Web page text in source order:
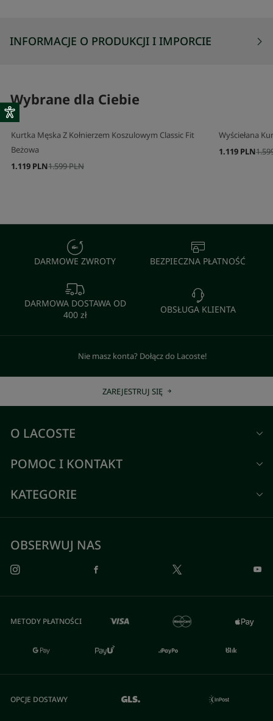
INFORMACJE O PRODUKCJI I IMPORCIE
Wybrane dla Ciebie
Kurtka Męska Z Kołnierzem Koszulowym Classic Fit
Beżowa
1.599 PLN
1.119 PLN
Wyściełana
1.119 PLN
DARMOWE ZWROTY BEZPIECZNA PŁATNOŚĆ
DARMOWA DOSTAWA OD
400 zł
OBSŁUGA KLIENTA
Nie masz konta? Dołącz do Lacoste!
ZAREJESTRUJ SIĘ
O LACOSTE
POMOC I KONTAKT
KATEGORIE
OBSERWUJ NAS
METODY PŁATNOŚCI
OPCJE DOSTAWY